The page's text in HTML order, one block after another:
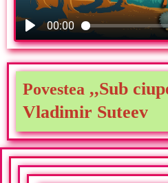
00:00
Povestea ,,Sub
Vladimir Suteev